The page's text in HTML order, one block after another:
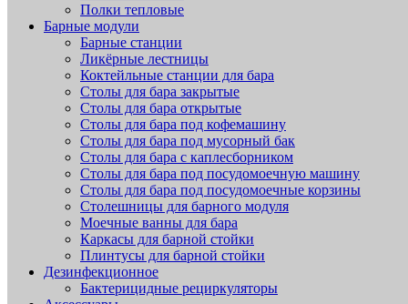
Полки тепловые
Барные модули
Барные станции
Ликёрные лестницы
Коктейльные станции для бара
Столы для бара закрытые
Столы для бара открытые
Столы для бара под кофемашину
Столы для бара под мусорный бак
Столы для бара с каплесборником
Столы для бара под посудомоечную машину
Столы для бара под посудомоечные корзины
Столешницы для барного модуля
Моечные ванны для бара
Каркасы для барной стойки
Плинтусы для барной стойки
Дезинфекционное
Бактерицидные рециркуляторы